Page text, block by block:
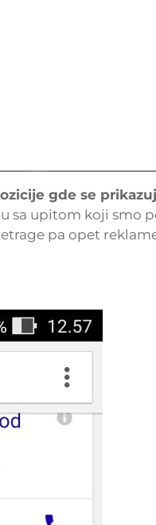
gde se
upitom koji smo
pa opet